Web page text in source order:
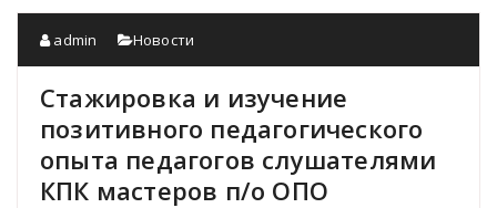
admin Новости
Стажировка и изучение
позитивного педагогического
опыта педагогов слушателями
КПК мастеров п/о ОПО